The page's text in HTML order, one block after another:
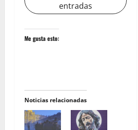
entradas
Me gusta esto:
Noticias relacionadas